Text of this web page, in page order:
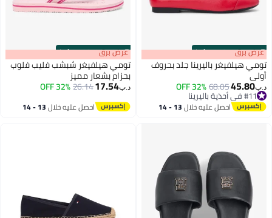
00m:00s
·
100% Left
3
عرض برق
تومي هيلفيغر باليرينا جلد بحروف
أولى
د.ب‏45.80
68.05
32% OFF
#11 في أحذية باليرينا
#11 في أحذية باليرينا احصل عليه خلال 13 - 14
00m:00s
·
100% Left عرض برق
تومي هيلفيغر شبشب فليب فلوب
بحزام بشعار مميز
د.ب‏17.54
26.14
32% OFF
احصل عليه خلال 13 - 14